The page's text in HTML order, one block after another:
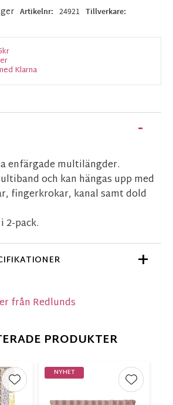
Artikelnr 24921 Tillverkare
Klarna
enfärgade multilängder.
och kan hängas upp med
fingerkrokar, kanal samt dold
2-pack.
från Redlunds
PRODUKTER
Lägg till i favoriter
NYHET
Lägg till